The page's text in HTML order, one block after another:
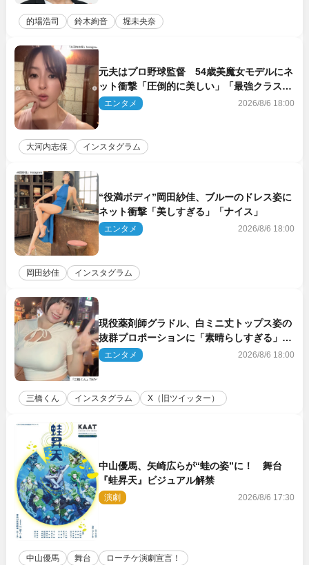
的場浩司 鈴木絢音 堀未央奈
元夫はプロ野球監督 54歳美魔女モデルにネ
ット衝撃「圧倒的に美しい」「最強クラス」
「うっとり」
エンタメ 2026/8/6 18:00
大河内志保 インスタグラム
“役満ボディ”岡田紗佳、ブルーのドレス姿に
ネット衝撃「美しすぎる」「ナイス」
エンタメ 2026/8/6 18:00
岡田紗佳 インスタグラム
現役薬剤師グラドル、白ミニ丈トップス姿の
抜群プロポーションに「素晴らしすぎる」
「すっっっご！」とネット絶賛
エンタメ 2026/8/6 18:00
三橋くん インスタグラム X（旧ツイッター）
中山優馬、矢崎広らが“蛙の姿”に！ 舞台
『蛙昇天』ビジュアル解禁
演劇 2026/8/6 17:30
中山優馬 舞台 ローチケ演劇宣言！